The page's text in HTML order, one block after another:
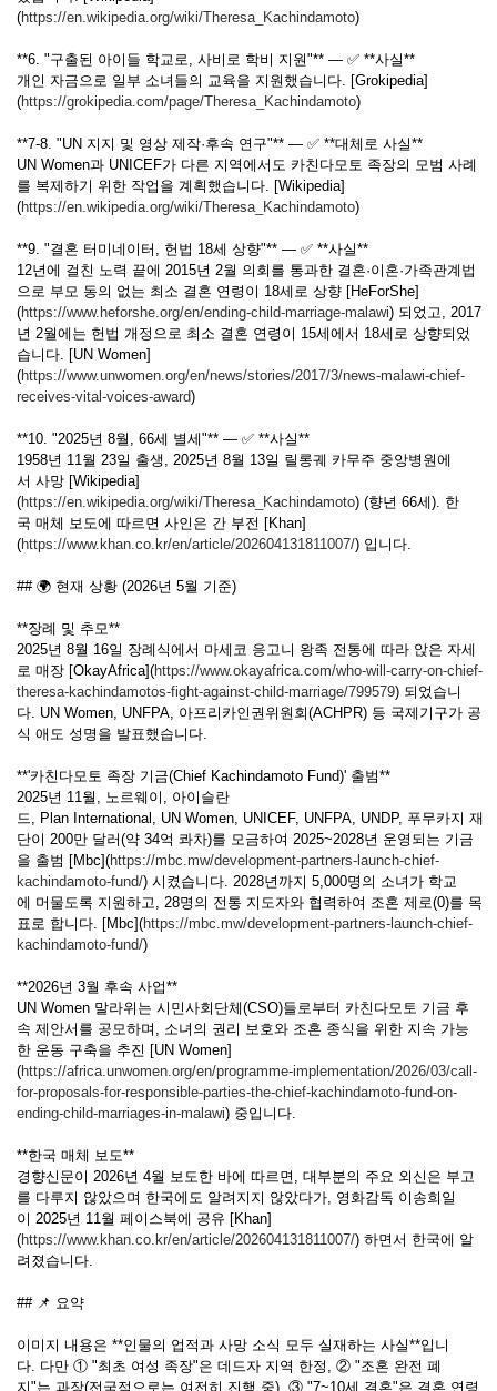
(https://en.wikipedia.org/wiki/Theresa_Kachindamoto)
**6. "구출된 아이들 학교로, 사비로 학비 지원"** — ✅ **사실**
개인 자금으로 일부 소녀들의 교육을 지원했습니다. [Grokipedia]
(https://grokipedia.com/page/Theresa_Kachindamoto)
**7-8. "UN 지지 및 영상 제작·후속 연구"** — ✅ **대체로 사실**
UN Women과 UNICEF가 다른 지역에서도 카친다모토 족장의 모범 사례
를 복제하기 위한 작업을 계획했습니다. [Wikipedia]
(https://en.wikipedia.org/wiki/Theresa_Kachindamoto)
**9. "결혼 터미네이터, 헌법 18세 상향"** — ✅ **사실**
12년에 걸친 노력 끝에 2015년 2월 의회를 통과한 결혼·이혼·가족관계법
으로 부모 동의 없는 최소 결혼 연령이 18세로 상향 [HeForShe]
(https://www.heforshe.org/en/ending-child-marriage-malawi) 되었고, 2017
년 2월에는 헌법 개정으로 최소 결혼 연령이 15세에서 18세로 상향되었
습니다. [UN Women]
(https://www.unwomen.org/en/news/stories/2017/3/news-malawi-chief-
receives-vital-voices-award)
**10. "2025년 8월, 66세 별세"** — ✅ **사실**
1958년 11월 23일 출생, 2025년 8월 13일 릴롱궤 카무주 중앙병원에
서 사망 [Wikipedia]
(https://en.wikipedia.org/wiki/Theresa_Kachindamoto) (향년 66세). 한
국 매체 보도에 따르면 사인은 간 부전 [Khan]
(https://www.khan.co.kr/en/article/202604131811007/) 입니다.
## 🌍 현재 상황 (2026년 5월 기준)
**장례 및 추모**
2025년 8월 16일 장례식에서 마세코 응고니 왕족 전통에 따라 앉은 자세
로 매장 [OkayAfrica](https://www.okayafrica.com/who-will-carry-on-chief-
theresa-kachindamotos-fight-against-child-marriage/799579) 되었습니
다. UN Women, UNFPA, 아프리카인권위원회(ACHPR) 등 국제기구가 공
식 애도 성명을 발표했습니다.
**'카친다모토 족장 기금(Chief Kachindamoto Fund)' 출범**
2025년 11월, 노르웨이, 아이슬란
드, Plan International, UN Women, UNICEF, UNFPA, UNDP, 푸무카지 재
단이 200만 달러(약 34억 콰차)를 모금하여 2025~2028년 운영되는 기금
을 출범 [Mbc](https://mbc.mw/development-partners-launch-chief-
kachindamoto-fund/) 시켰습니다. 2028년까지 5,000명의 소녀가 학교
에 머물도록 지원하고, 28명의 전통 지도자와 협력하여 조혼 제로(0)를 목
표로 합니다. [Mbc](https://mbc.mw/development-partners-launch-chief-
kachindamoto-fund/)
**2026년 3월 후속 사업**
UN Women 말라위는 시민사회단체(CSO)들로부터 카친다모토 기금 후
속 제안서를 공모하며, 소녀의 권리 보호와 조혼 종식을 위한 지속 가능
한 운동 구축을 추진 [UN Women]
(https://africa.unwomen.org/en/programme-implementation/2026/03/call-
for-proposals-for-responsible-parties-the-chief-kachindamoto-fund-on-
ending-child-marriages-in-malawi) 중입니다.
**한국 매체 보도**
경향신문이 2026년 4월 보도한 바에 따르면, 대부분의 주요 외신은 부고
를 다루지 않았으며 한국에도 알려지지 않았다가, 영화감독 이송희일
이 2025년 11월 페이스북에 공유 [Khan]
(https://www.khan.co.kr/en/article/202604131811007/) 하면서 한국에 알
려졌습니다.
## 📌 요약
이미지 내용은 **인물의 업적과 사망 소식 모두 실재하는 사실**입니
다. 다만 ① "최초 여성 족장"은 데드자 지역 한정, ② "조혼 완전 폐
지"는 과장(전국적으로는 여전히 진행 중), ③ "7~10세 결혼"은 결혼 연령